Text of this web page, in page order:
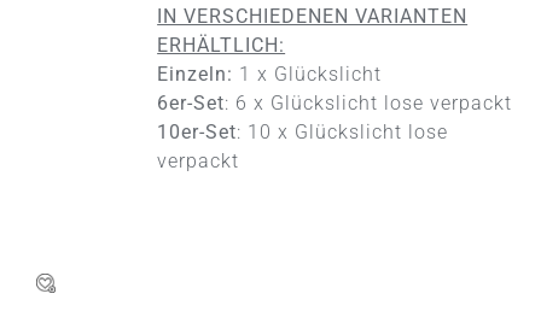
IN VERSCHIEDENEN VARIANTEN
ERHÄLTLICH:
Einzeln: 1 x Glückslicht
6er-Set: 6 x Glückslicht lose verpackt
10er-Set: 10 x Glückslicht lose
verpackt